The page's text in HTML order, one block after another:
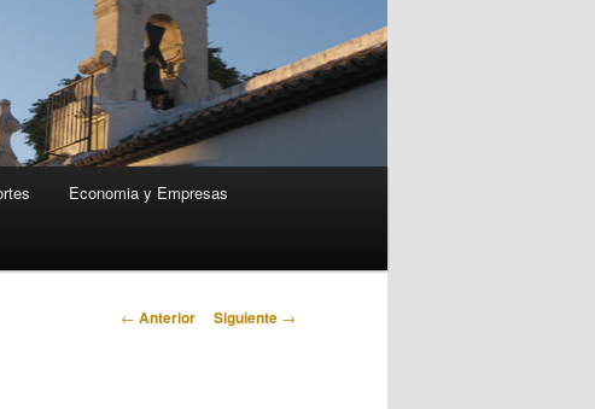
Economia y Empresas
Navegación
← Anterior Siguiente →